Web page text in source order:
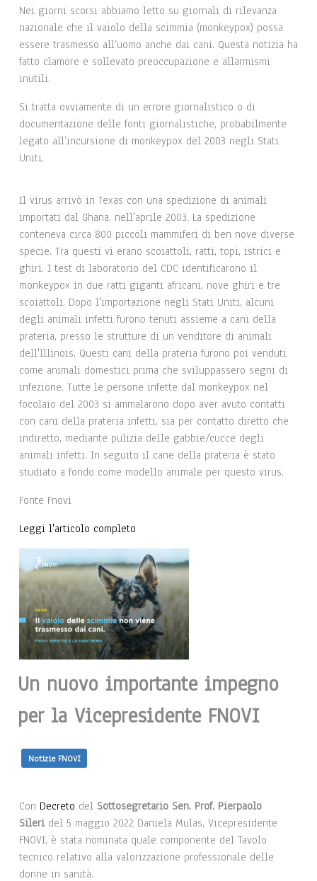
Nei giorni scorsi abbiamo letto su giornali di rilevanza
nazionale che il vaiolo della scimmia (monkeypox) possa
essere trasmesso all’uomo anche dai cani. Questa notizia ha
fatto clamore e sollevato preoccupazione e allarmismi
inutili.
Si tratta ovviamente di un errore giornalistico o di
documentazione delle fonti giornalistiche, probabilmente
legato all’incursione di monkeypox del 2003 negli Stati
Uniti.
Il virus arrivò in Texas con una spedizione di animali
importati dal Ghana, nell'aprile 2003. La spedizione
conteneva circa 800 piccoli mammiferi di ben nove diverse
specie. Tra questi vi erano scoiattoli, ratti, topi, istrici e
ghiri. I test di laboratorio del CDC identificarono il
monkeypox in due ratti giganti africani, nove ghiri e tre
scoiattoli. Dopo l'importazione negli Stati Uniti, alcuni
degli animali infetti furono tenuti assieme a cani della
prateria, presso le strutture di un venditore di animali
dell'Illinois. Questi cani della prateria furono poi venduti
come animali domestici prima che sviluppassero segni di
infezione. Tutte le persone infette dal monkeypox nel
focolaio del 2003 si ammalarono dopo aver avuto contatti
con cani della prateria infetti, sia per contatto diretto che
indiretto, mediante pulizia delle gabbie/cucce degli
animali infetti. In seguito il cane della prateria è stato
studiato a fondo come modello animale per questo virus.
Fonte Fnovi
Leggi l'articolo completo
Un nuovo importante impegno
per la Vicepresidente FNOVI
Notizie FNOVI
Con Decreto del Sottosegretario Sen. Prof. Pierpaolo
Sileri del 5 maggio 2022 Daniela Mulas, Vicepresidente
FNOVI, è stata nominata quale componente del Tavolo
tecnico relativo alla valorizzazione professionale delle
donne in sanità.